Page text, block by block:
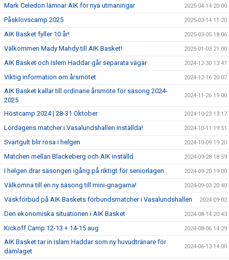
Mark Celedon lämnar AIK för nya utmaningar 2025-04-14 20:00
Påsklovscamp 2025 2025-03-14 11:20
AIK Basket fyller 10 år! 2025-03-05 18:06
Välkommen Mady Mahdy till AIK Basket! 2025-01-03 21:00
AIK Basket och Islem Haddar går separata vägar 2024-12-30 13:47
Viktig information om årsmötet 2024-12-16 20:07
AIK Basket kallar till ordinarie årsmöte för säsong 2024-
2025
2024-11-26 19:00
Höstcamp 2024 | 28-31 Oktober 2024-10-23 13:17
Lördagens matcher i Vasalundshallen inställda! 2024-10-11 19:51
Svartgult blir rosa i helgen 2024-10-09 19:20
Matchen mellan Blackeberg och AIK inställd 2024-09-28 18:59
I helgen drar säsongen igång på riktigt för seniorlagen 2024-09-20 19:00
Välkomna till en ny säsong till mini-gnagarna! 2024-09-03 20:40
Väskförbud på AIK Baskets förbundsmatcher i Vasalundshallen 2024-09-02
Den ekonomiska situationen i AIK Basket 2024-08-14 20:43
Kickoff Camp 12-13 + 14-15 aug 2024-08-06 14:29
AIK Basket tar in Islam Haddar som ny huvudtränare för
damlaget
2024-06-13 14:00